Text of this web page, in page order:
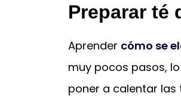
Preparar té
Aprender cómo se
muy pocos pasos,
poner a calentar las